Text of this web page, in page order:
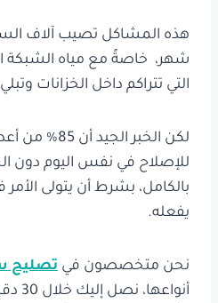
هذه المشاكل تصيب آلاف
شهر، خاصةً مع مياه الشبكة
التي تتراكم داخل الخزانات
لكن الخبر
للإصلاح في نفس اليوم دون
بالكامل، بشرط أن يتولى
يفعله.
نحن متخصصون في تصليح